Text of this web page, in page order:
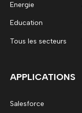
Energie
Education
Tous les secteurs
APPLICATIONS
Salesforce